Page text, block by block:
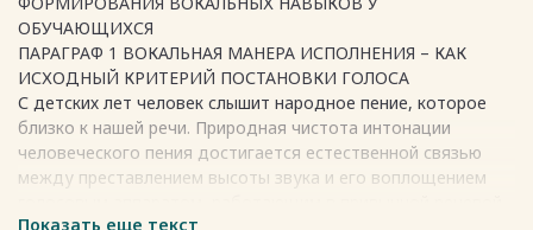
вид искусства. Доступность искусства пения обусловлена
тем, что певческий инструмент всегда при себе.
Весь текст будет доступенпосле покупки
ОБУЧАЮЩИХСЯ
ПАРАГРАФ 1 ВОКАЛЬНАЯ МАНЕРА ИСПОЛНЕНИЯ – КАК
ИСХОДНЫЙ КРИТЕРИЙ ПОСТАНОВКИ ГОЛОСА
С детских лет человек слышит народное пение, которое
близко к нашей речи. Природная чистота интонации
человеческого пения достигается естественной связью
между преставлением высоты звука и его воплощением
Показать еще текст